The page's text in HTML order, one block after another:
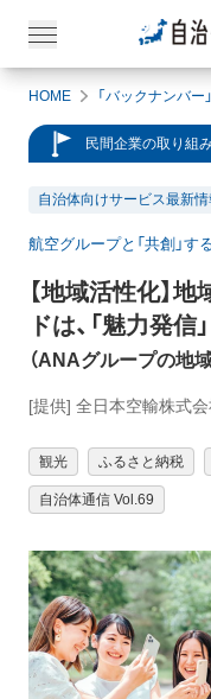
HOME 「バックナンバー
民間企業の取り組
自治体向けサービス最新情
航空グループと「共創」す
【地域活性化】地
ドは、「魅力発信
（ANAグループの地
[提供] 全日本空輸株式会
観光 ふるさと納税
自治体通信 Vol.69